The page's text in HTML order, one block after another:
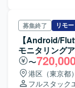
要件定義から製
担当していただ
ーム内でのコミ
開発および保守開発を
像】 Flutterを用
み、自ら課題を
ります。生成AI
募集終了 リモ
【Android/
モニタリング
〜
港区（東京都）
フルスタック